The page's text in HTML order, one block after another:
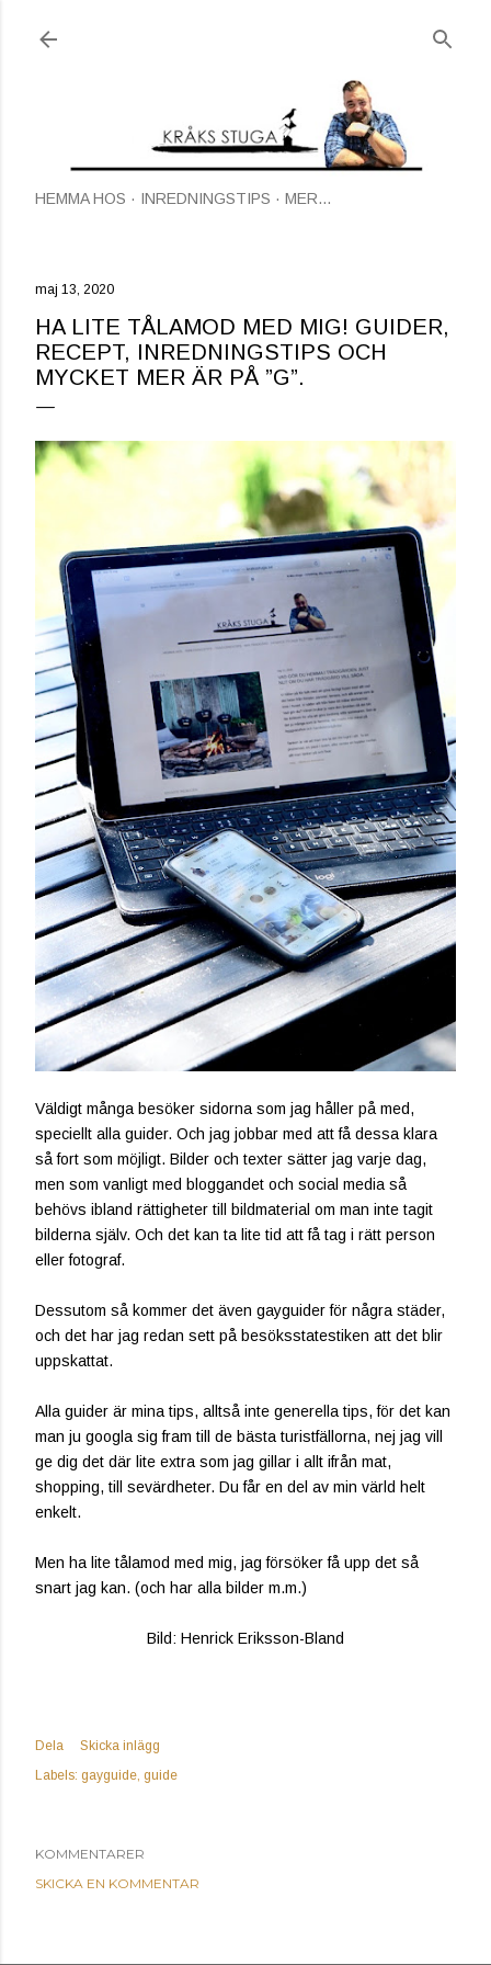
HEMMA HOS INREDNINGSTIPS MER…
maj 13, 2020
HA LITE TÅLAMOD MED MIG! GUIDER,
RECEPT, INREDNINGSTIPS OCH
MYCKET MER ÄR PÅ ”G”.
Väldigt många besöker sidorna som jag håller på med,
speciellt alla guider. Och jag jobbar med att få dessa klara
så fort som möjligt. Bilder och texter sätter jag varje dag,
men som vanligt med bloggandet och social media så
behövs ibland rättigheter till bildmaterial om man inte tagit
bilderna själv. Och det kan ta lite tid att få tag i rätt person
eller fotograf.
Dessutom så kommer det även gayguider för några städer,
och det har jag redan sett på besöksstatestiken att det blir
uppskattat.
Alla guider är mina tips, alltså inte generella tips, för det kan
man ju googla sig fram till de bästa turistfällorna, nej jag vill
ge dig det där lite extra som jag gillar i allt ifrån mat,
shopping, till sevärdheter. Du får en del av min värld helt
enkelt.
Men ha lite tålamod med mig, jag försöker få upp det så
snart jag kan. (och har alla bilder m.m.)
Bild: Henrick Eriksson-Bland
Dela
Skicka inlägg
Labels: gayguide guide
KOMMENTARER
SKICKA EN KOMMENTAR